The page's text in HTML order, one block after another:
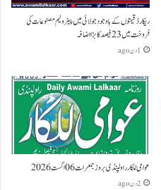
ریکارڈ قیمتوں کے باوجود جولائی میں پیٹرولیم مصنوعات کی
فروخت میں 23 فیصد کا بڑا اضافہ
1 دن ago
عوامی للکار راولپنڈی بروز جمعرات 06 اگست 2026
2 دن ago